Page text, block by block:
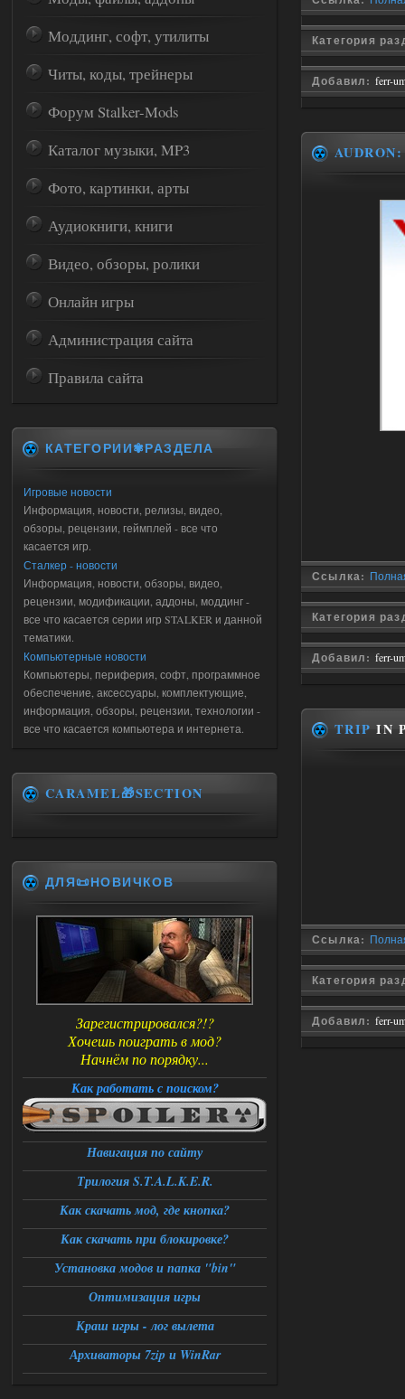
Категория
Добавил: ferr-
AUDRON:
Ссылка:
Категория
Добавил: ferr-
TRIP IN
Ссылка:
Категория
Добавил: ferr-
Моддинг, софт, утилиты
Читы, коды, трейнеры
Форум Stalker-Mods
Каталог музыки, MP3
Фото, картинки, арты
Аудиокниги, книги
Видео, обзоры, ролики
Онлайн игры
Администрация сайта
Правила сайта
КАТЕГОРИИ✾РАЗДЕЛА
Игровые новости
Информация, новости, релизы, видео,
обзоры, рецензии, геймплей - все что
касается игр.
Сталкер - новости
Информация, новости, обзоры, видео,
рецензии, модификации, аддоны, моддинг -
все что касается серии игр STALKER и данной
тематики.
Компьютерные новости
Компьютеры, периферия, софт, программное
обеспечение, аксессуары, комплектующие,
информация, обзоры, рецензии, технологии -
все что касается компьютера и интернета.
CARAMEL🎁SECTION
ДЛЯ📜НОВИЧКОВ
Зарегистрировался?!?
Хочешь поиграть в мод?
Начнём по порядку...
Как работать с поиском?
Навигация по сайту
Трилогия S.T.A.L.K.E.R.
Как скачать мод, где кнопка?
Как скачать при блокировке?
Установка модов и папка "bin"
Оптимизация игры
Краш игры - лог вылета
Архиваторы 7zip и WinRar